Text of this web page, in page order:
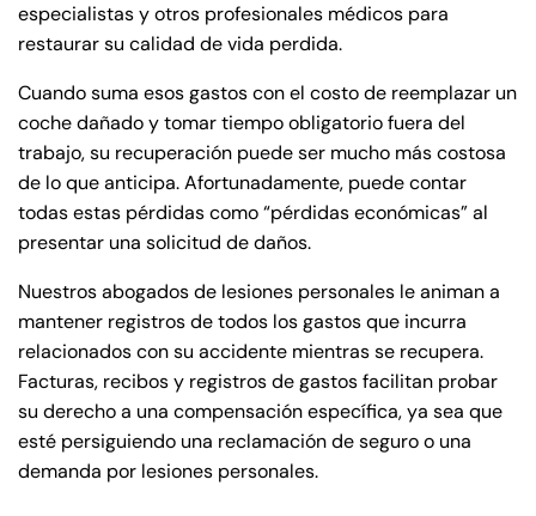
especialistas y otros profesionales médicos para
restaurar su calidad de vida perdida.
Cuando suma esos gastos con el costo de reemplazar un
coche dañado y tomar tiempo obligatorio fuera del
trabajo, su recuperación puede ser mucho más costosa
de lo que anticipa. Afortunadamente, puede contar
todas estas pérdidas como “pérdidas económicas” al
presentar una solicitud de daños.
Nuestros abogados de lesiones personales le animan a
mantener registros de todos los gastos que incurra
relacionados con su accidente mientras se recupera.
Facturas, recibos y registros de gastos facilitan probar
su derecho a una compensación específica, ya sea que
esté persiguiendo una reclamación de seguro o una
demanda por lesiones personales.